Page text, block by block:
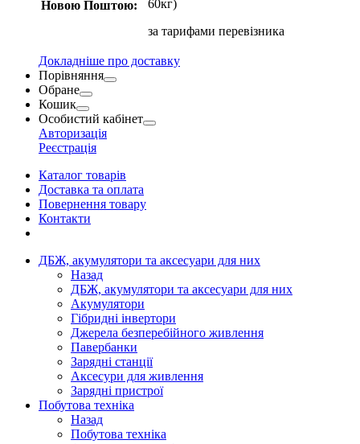
Новою Поштою:
60кг)
за тарифами перевізника
Докладніше про доставку
Порівняння
Обране
Кошик
Особистий кабінет
Авторизація
Реєстрація
Каталог товарів
Доставка та оплата
Повернення товару
Контакти
ДБЖ, акумулятори та аксесуари для них
Назад
ДБЖ, акумулятори та аксесуари для них
Акумулятори
Гібридні інвертори
Джерела безперебійного живлення
Павербанки
Зарядні станції
Аксесури для живлення
Зарядні пристрої
Побутова техніка
Назад
Побутова техніка